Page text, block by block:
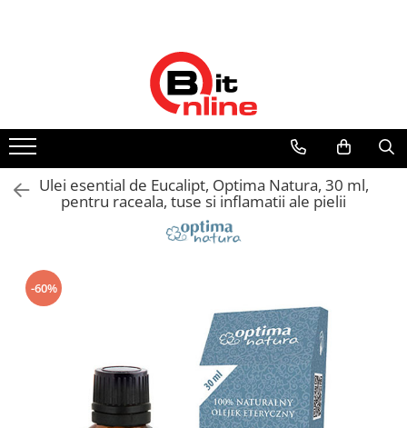
Aparate aerosoli si accesorii
Aparate aerosoli
Camere inhalare
Accesorii
Tensiometre electronice
Accesorii
Termometre copii
Termometre clasice
Pulsoximetre
Distribuitor autorizat Philips
Ulei esential de Eucalipt, Optima Natura, 30 ml,
pentru raceala, tuse si inflamatii ale pielii
-60%